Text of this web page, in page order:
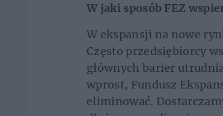
W jaki sposób FEZ
W ekspansji na nowe
Często przedsiębiorcy
głównych barier
wprost, Fundusz
eliminować.